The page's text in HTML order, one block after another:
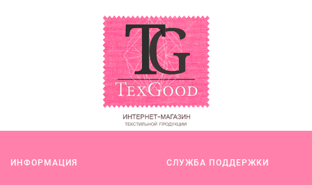
ИНФОРМАЦИЯ СЛУЖБА ПОДДЕРЖКИ